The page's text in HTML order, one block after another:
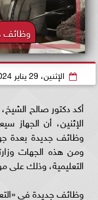
وظائف
الإثنين، 29 يناير 2024
أكد دكتور صالح الشيخ،
الإثنين، أن الجهاز
وظائف جديدة بعدة
ومن هذه الجهات
التعليمية، وذلك على
وظائف جديدة في